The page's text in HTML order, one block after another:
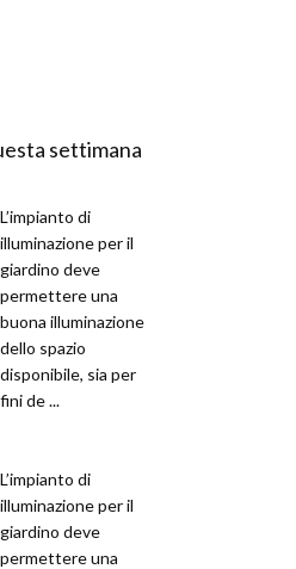
settimana
L’impianto di
illuminazione per il
giardino deve
permettere una
buona illuminazione
dello spazio
disponibile, sia per
fini de ...
L’impianto di
illuminazione per il
giardino deve
permettere una